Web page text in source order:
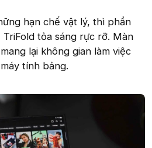
hạn chế vật lý, thì phần
TriFold tỏa sáng rực rỡ. Màn
lại không gian làm việc
tính bảng.